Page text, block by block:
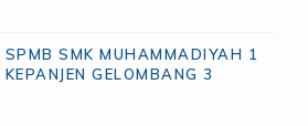
SPMB SMK MUHAMMADIYAH 1
KEPANJEN GELOMBANG 3